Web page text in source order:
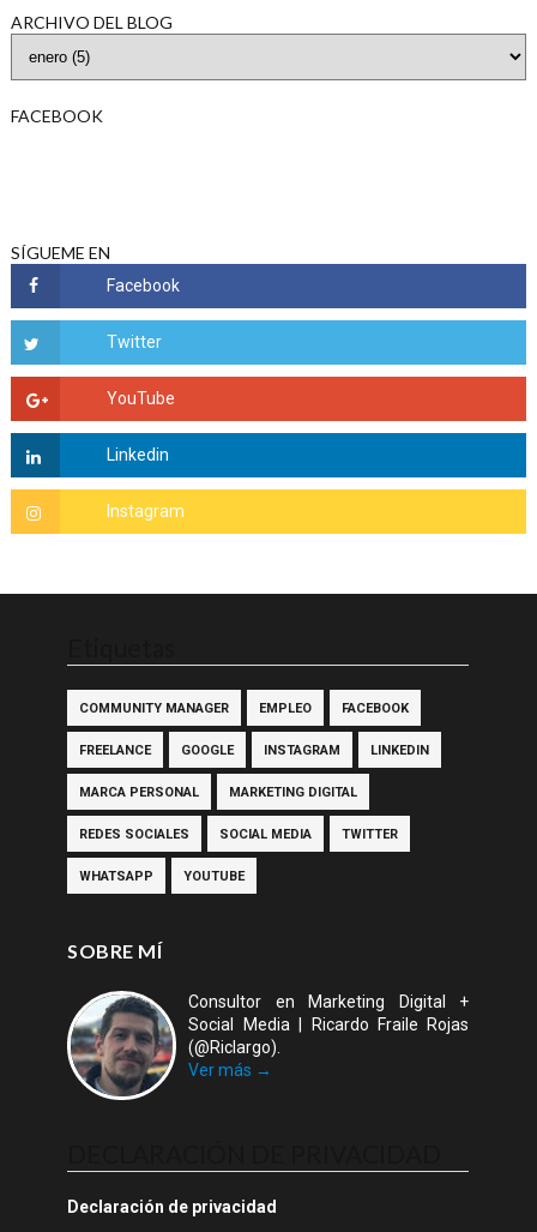
ARCHIVO DEL BLOG
FACEBOOK
SÍGUEME EN
COMMUNITY MANAGER EMPLEO FACEBOOK
FREELANCE GOOGLE INSTAGRAM LINKEDIN
MARCA PERSONAL MARKETING DIGITAL
REDES SOCIALES SOCIAL MEDIA TWITTER
WHATSAPP YOUTUBE
SOBRE MÍ
Consultor en Marketing Digital +
Social Media | Ricardo Fraile Rojas
(@Riclargo).
Ver más →
Declaración de privacidad